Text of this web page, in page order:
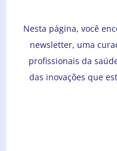
Nesta página, você
newsletter, uma
profissionais da
das inovações que